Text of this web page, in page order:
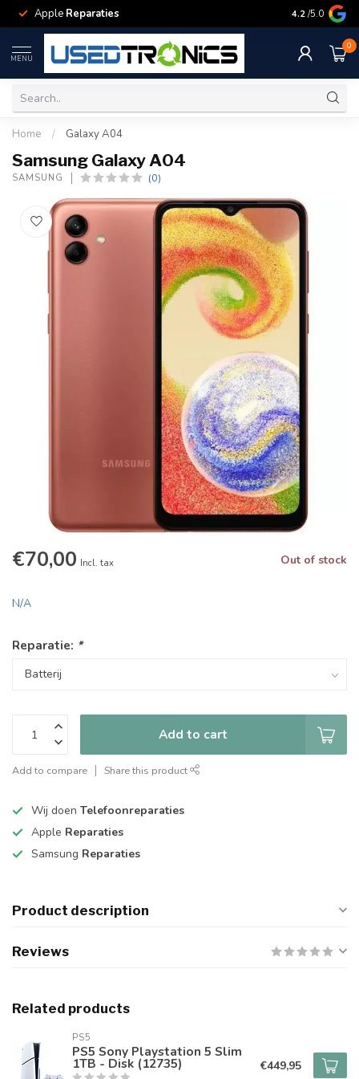
Apple Reparaties Samsung
4.2 /5.0
MENU
0
Home / Galaxy A04
Samsung Galaxy A04
SAMSUNG (0)
€70,00 Incl. tax Out of stock
N/A
Reparatie: *
Add to cart
Add to compare Share this product
Wij doen Telefoonreparaties
Apple Reparaties
Samsung Reparaties
Product description
Reviews
Related products
PS5
PS5 Sony Playstation 5 Slim
1TB - Disk (12735) €449,95